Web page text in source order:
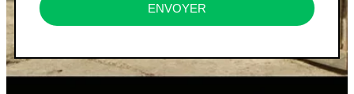
ENVOYER